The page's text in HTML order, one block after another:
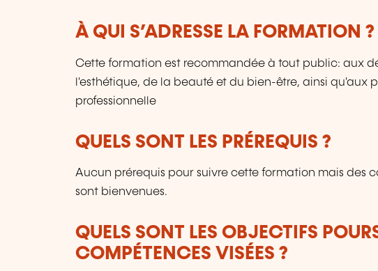
À QUI S’ADRESSE LA FORMATION ?
Cette formation est recommandée à tout public: aux
l'esthétique, de la beauté et du bien-être, ainsi qu'aux
professionnelle
QUELS SONT LES PRÉREQUIS ?
Aucun prérequis pour suivre cette formation mais des
sont bienvenues.
QUELS SONT LES OBJECTIFS
COMPÉTENCES VISÉES ?